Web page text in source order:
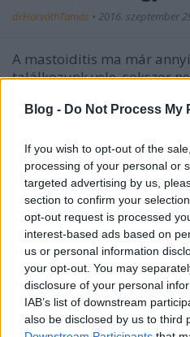
Blog - Do Not Process My
If you wish to opt-out of the
processing of your personal or
targeted advertising by us,
section to confirm your
opt-out request is processed
interest-based ads based on
us or personal information
your opt-out. You may
disclosure of your personal
IAB’s list of downstream
also be disclosed by us to third
drHorváthTamás • 2016. szeptember
A mastoiditis ma már
találkozunk vele, sokszor
a bizonytalankodás.
eszünkbe (jobb
eseteket, ezért…
Maszkolt otitis,
drHorváthTamás• 2014. december 26.
Egy kollégám kérdezgetett
maszkolt otitisről. Ez egy
szerintem van a
kavarodás, másrészt